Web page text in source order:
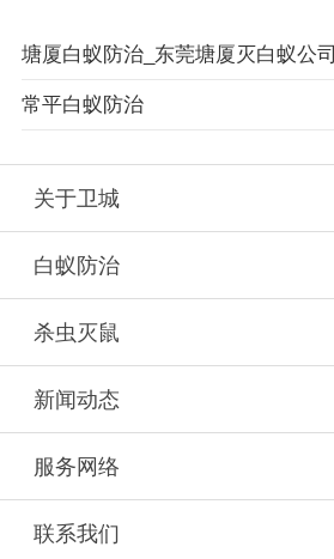
塘厦白蚁防治_东莞塘厦灭白蚁公司
常平白蚁防治
关于卫城
白蚁防治
杀虫灭鼠
新闻动态
服务网络
联系我们